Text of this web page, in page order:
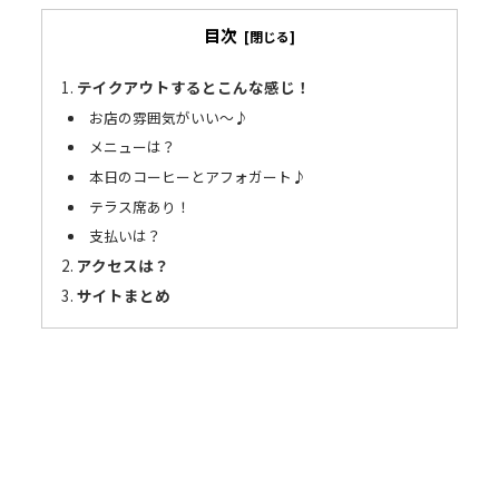
目次
テイクアウトするとこんな感じ！
お店の雰囲気がいい〜♪
メニューは？
本日のコーヒーとアフォガート♪
テラス席あり！
支払いは？
アクセスは？
サイトまとめ